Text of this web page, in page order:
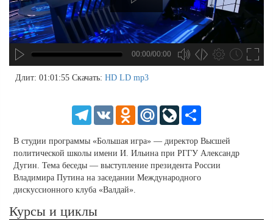
0.25
00:00/00:00
Длит: 01:01:55 Скачать: HD LD mp3
TelegramVK Odnoklassniki
Mail.Ru LiveJournal
В студии программы «Большая игра» — директор Высшей
политической школы имени И. Ильина при РГГУ Александр
Дугин. Тема беседы — выступление президента России
Владимира Путина на заседании Международного
дискуссионного клуба «Валдай».
Курсы и циклы